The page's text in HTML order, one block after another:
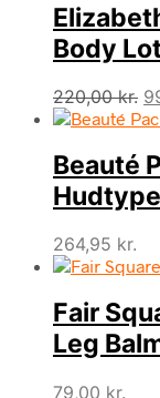
Body
220,00kr.
Beauté
264,95 kr.
Fair
Leg
79,00 kr.